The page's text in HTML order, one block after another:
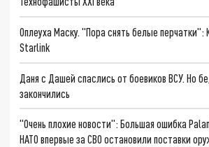
Оплеуха Маску. "Пора снять белые перчатки":
Starlink
Даня с Дашей спаслись от боевиков ВСУ. Но
закончились
"Очень плохие новости": Большая ошибка
НАТО впервые за СВО остановили поставки